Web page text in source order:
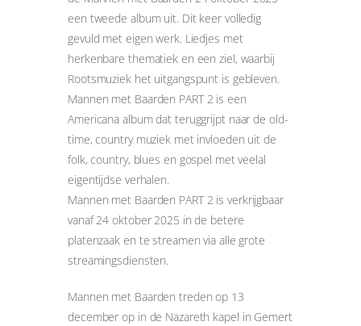
een tweede album uit. Dit keer volledig
gevuld met eigen werk. Liedjes met
herkenbare thematiek en een ziel, waarbij
Rootsmuziek het uitgangspunt is gebleven.
Mannen met Baarden PART 2 is een
Americana album dat teruggrijpt naar de old-
time, country muziek met invloeden uit de
folk, country, blues en gospel met veelal
eigentijdse verhalen.
Mannen met Baarden PART 2 is verkrijgbaar
vanaf 24 oktober 2025 in de betere
platenzaak en te streamen via alle grote
streamingsdiensten.
Mannen met Baarden treden op 13
december op in de Nazareth kapel in Gemert